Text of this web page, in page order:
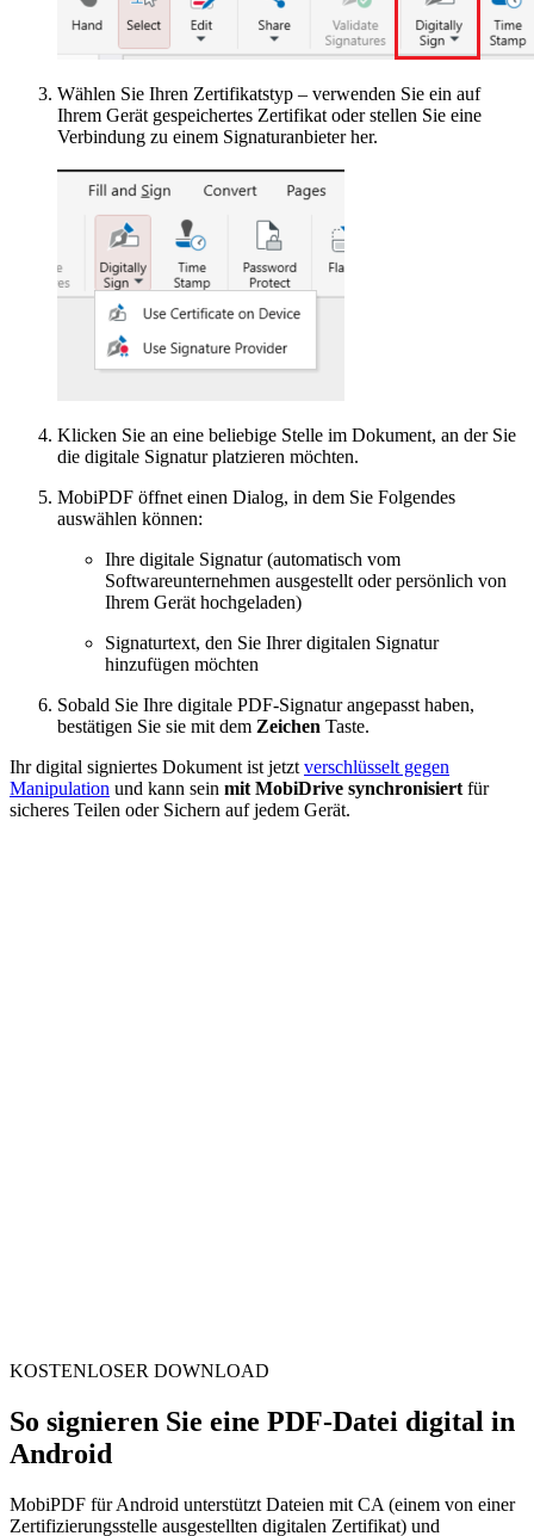
Wählen Sie Ihren Zertifikatstyp – verwenden Sie ein auf
Ihrem Gerät gespeichertes Zertifikat oder stellen Sie eine
Verbindung zu einem Signaturanbieter her.
Klicken Sie an eine beliebige Stelle im Dokument, an der Sie
die digitale Signatur platzieren möchten.
MobiPDF öffnet einen Dialog, in dem Sie Folgendes
auswählen können:
Ihre digitale Signatur (automatisch vom
Softwareunternehmen ausgestellt oder persönlich von
Ihrem Gerät hochgeladen)
Signaturtext, den Sie Ihrer digitalen Signatur
hinzufügen möchten
Sobald Sie Ihre digitale PDF-Signatur angepasst haben,
bestätigen Sie sie mit dem Zeichen Taste.
Ihr digital signiertes Dokument ist jetzt verschlüsselt gegen
Manipulation und kann sein mit MobiDrive synchronisiert für
sicheres Teilen oder Sichern auf jedem Gerät.
KOSTENLOSER DOWNLOAD
So signieren Sie eine PDF-Datei digital in
Android
MobiPDF für Android unterstützt Dateien mit CA (einem von einer
Zertifizierungsstelle ausgestellten digitalen Zertifikat) und